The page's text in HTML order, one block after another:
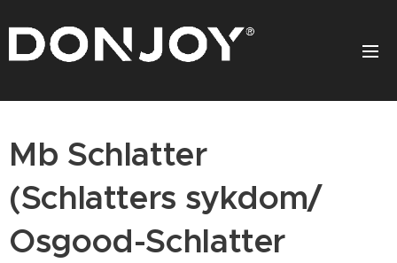
Mb Schlatter
(Schlatters sykdom/
Osgood-Schlatter